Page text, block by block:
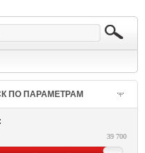
ПО ПАРАМЕТРАМ
39 700